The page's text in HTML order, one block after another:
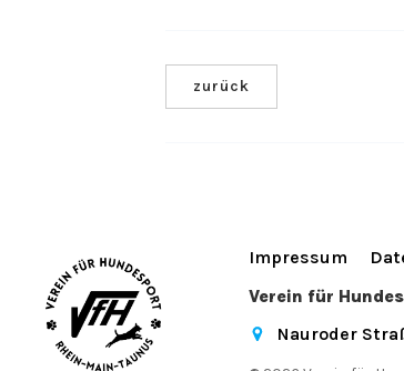
zurück
Impressum
Verein für
Nauroder